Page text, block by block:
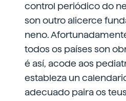
control periódico do
son outro alicerce
neno.
todos os países son
é así, acode aos
estableza un
adecuado paira os